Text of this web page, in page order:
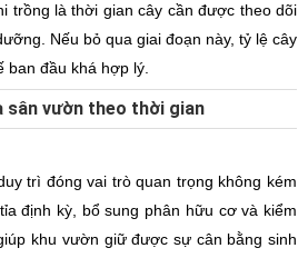
trồng là thời gian cây cần được theo dõi
Nếu bỏ qua giai đoạn này, tỷ lệ cây
ban đầu khá hợp lý.
sân vườn theo thời gian
trì đóng vai trò quan trọng không kém
định kỳ, bổ sung phân hữu cơ và kiểm
khu vườn giữ được sự cân bằng sinh